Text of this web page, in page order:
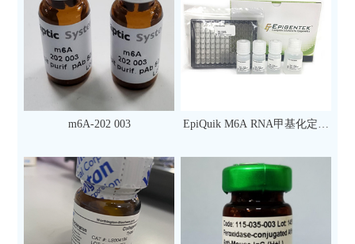
m6A-202 003
EpiQuik M6A RNA甲基化定量
次）